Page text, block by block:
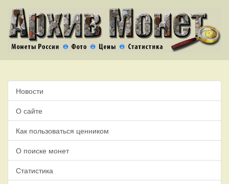
Новости
О сайте
Как пользоваться ценником
О поиске монет
Статистика